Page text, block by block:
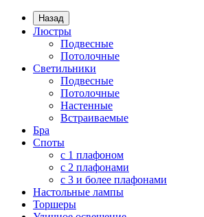
Назад
Люстры
Подвесные
Потолочные
Светильники
Подвесные
Потолочные
Настенные
Встраиваемые
Бра
Споты
с 1 плафоном
с 2 плафонами
с 3 и более плафонами
Настольные лампы
Торшеры